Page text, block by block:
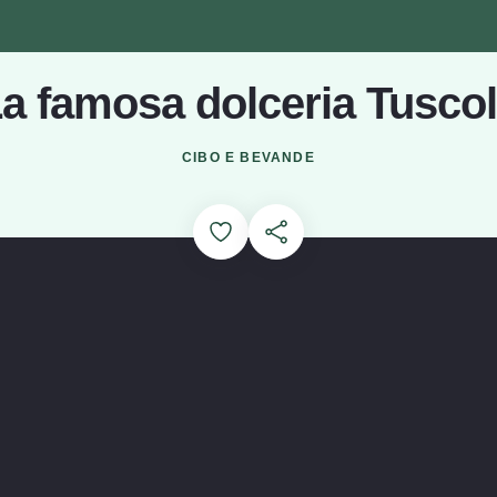
famosa dolceria
CIBO E BEVANDE
Add to Favorites
Condividi questa pagina
Caricamento...
video sulla Flesor's Candy Kitchen (si apre in una finestra